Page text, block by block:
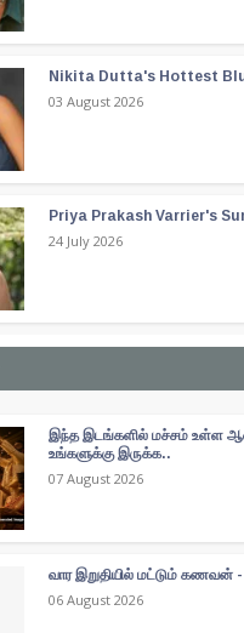
Nikita Dutta's Hottest
03 August 2026
Priya Prakash Varrier's
24 July 2026
இந்த இடங்களில் மச்சம் உள்ள
உங்களுக்கு இருக்க..
07 August 2026
வார இறுதியில் மட்டும் கணவன்
06 August 2026